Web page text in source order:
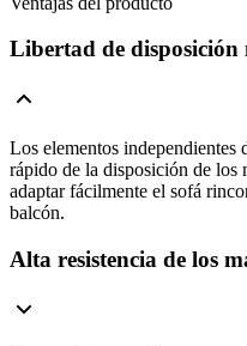
Libertad de
Los elementos
rápido de la disposición de los
adaptar fácilmente el sofá
balcón.
Alta resistencia de los